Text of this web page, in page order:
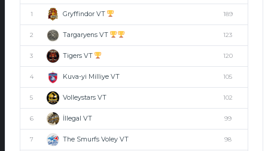
1 Gryffindor VT 189
2 Targaryens VT 123
3 Tigers VT 120
4 Kuva-yi Milliye VT 105
5 Volleystars VT 102
6 İllegal VT 99
7 The Smurfs Voley VT 98